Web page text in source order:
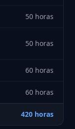
50 horas
50 horas
60 horas
60 horas
420 horas